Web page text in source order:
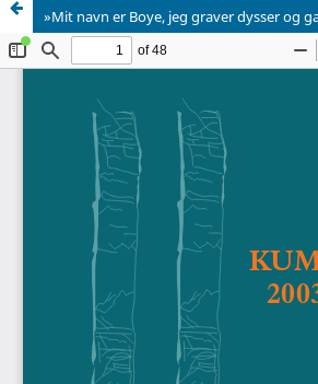
»Mit navn er Boye, jeg graver dysser og